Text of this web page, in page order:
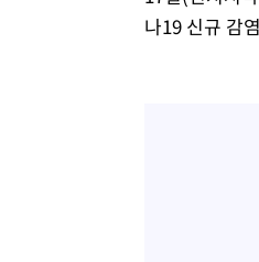
[속보]경찰·노동부,
[속보]합수본, '투표
나19 신규 감